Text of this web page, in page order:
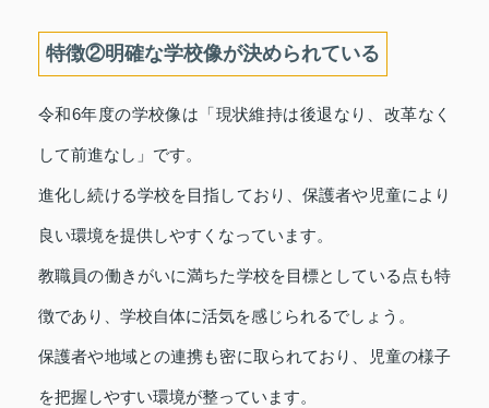
特徴②明確な学校像が決められている
令和6年度の学校像は「現状維持は後退なり、改革なく
して前進なし」です。
進化し続ける学校を目指しており、保護者や児童により
良い環境を提供しやすくなっています。
教職員の働きがいに満ちた学校を目標としている点も特
徴であり、学校自体に活気を感じられるでしょう。
保護者や地域との連携も密に取られており、児童の様子
を把握しやすい環境が整っています。